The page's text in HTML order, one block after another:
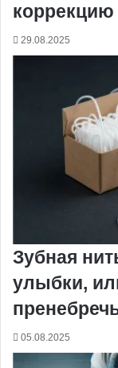
коррекцию
29.08.2025
Зубная
улыбки,
05.08.2025